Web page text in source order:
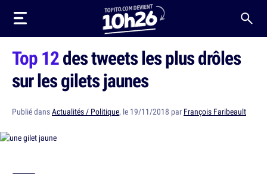
Top 12des tweets les plus drôles
sur les gilets jaunes
Publié dansActualités / Politique, le 19/11/2018 par François Faribeault